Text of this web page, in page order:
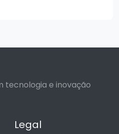
tecnologia e inovação
Legal